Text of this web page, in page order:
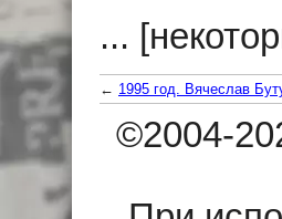
...
← 1995 год. Вячеслав
©2004-